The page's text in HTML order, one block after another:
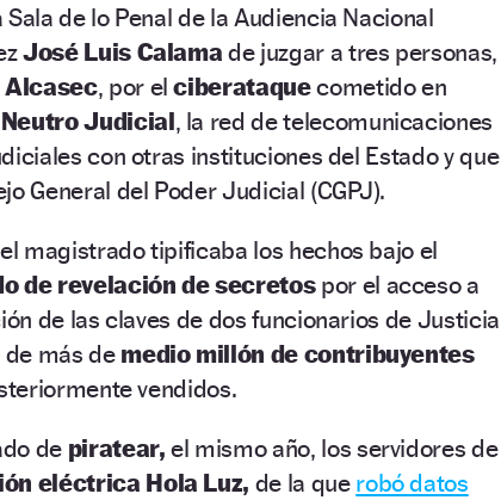
de lo Penal de la Audiencia Nacional
José Luis Calama de juzgar a tres personas,
Alcasec, por elciberataquecometido en
Judicial, la red de telecomunicaciones
con otras instituciones del Estado y que
General del Poder Judicial (CGPJ).
magistrado tipificaba los hechos bajo el
de revelación de secretospor el acceso a
de las claves de dos funcionarios de Justicia
más de medio millón de contribuyentes
vendidos.
de piratear,el mismo año, los servidores de
eléctrica Hola Luz, de la que robó datos